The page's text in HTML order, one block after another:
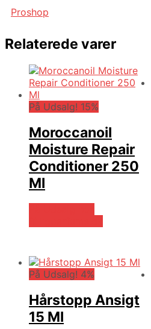
Proshop
Relaterede varer
På Udsalg! 15%
Moroccanoil
Moisture Repair
Conditioner 250
Ml
På Udsalg! 4%
Hårstopp Ansigt
15 Ml